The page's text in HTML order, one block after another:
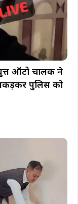
ऑटो चालक ने
पुलिस को